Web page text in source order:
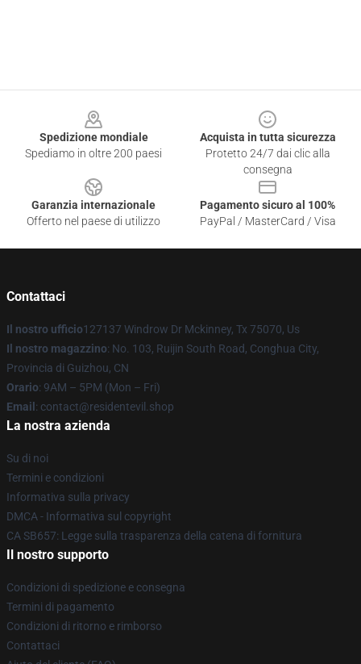
Spedizione mondiale
Spediamo in oltre 200 paesi
Acquista in tutta sicurezza
Protetto 24/7 dai clic alla
consegna
Garanzia internazionale
Offerto nel paese di utilizzo
Pagamento sicuro al 100%
PayPal / MasterCard / Visa
Contattaci
Il nostro ufficio127137 Windrow Dr Mckinney, Tx 75070, Us
Il nostro magazzino: No. 103, Ruijin South Road, Conghua City,
Provincia di Guizhou, CN
Orario: 9AM – 5PM (Mon – Fri)
Email : contact@residentevil.shop
La nostra azienda
Su di noi
Termini e condizioni
Informativa sulla privacy
DMCA - Informativa sul copyright
CA SB657: Legge sulla trasparenza della catena di fornitura
Il nostro supporto
Condizioni di spedizione e consegna
Termini di pagamento
Condizioni di ritorno e rimborso
Contattaci